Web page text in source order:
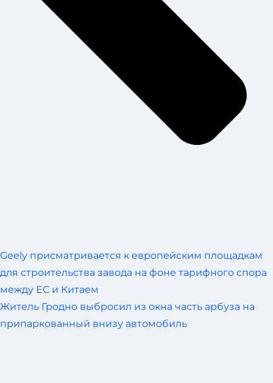
Geely присматривается к европейским площадкам
для строительства завода на фоне тарифного спора
между ЕС и Китаем
Житель Гродно выбросил из окна часть арбуза на
припаркованный внизу автомобиль